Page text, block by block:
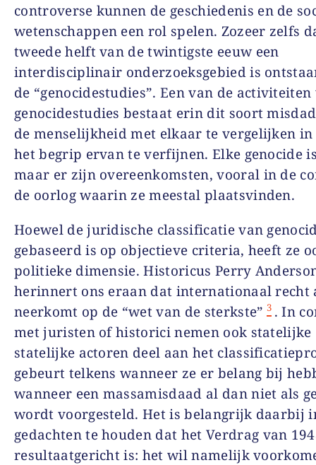
controverse kunnen de geschiedenis en de
wetenschappen een rol spelen. Zozeer zelfs
tweede helft van de twintigste eeuw een
interdisciplinair onderzoeksgebied is
de “genocidestudies”. Een van de activiteiten
genocidestudies bestaat erin dit soort
de menselijkheid met elkaar te vergelijken in
het begrip ervan te verfijnen. Elke genocide
maar er zijn overeenkomsten, vooral in de
de oorlog waarin ze meestal plaatsvinden.
Hoewel de juridische classificatie van
gebaseerd is op objectieve criteria, heeft ze
politieke dimensie. Historicus Perry
herinnert ons eraan dat internationaal recht
neerkomt op de “wet van de sterkste” 3 . In
met juristen of historici nemen ook statelijke
statelijke actoren deel aan het
gebeurt telkens wanneer ze er belang bij
wanneer een massamisdaad al dan niet als
wordt voorgesteld. Het is belangrijk daarbij
gedachten te houden dat het Verdrag van
resultaatgericht is: het wil namelijk